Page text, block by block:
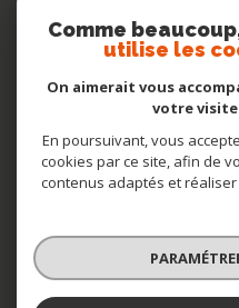
Cookies
© 2026 | Tous droits réservés
Comme
utilise les
On aimerait vous
votre
En poursuivant, vous
cookies par ce site, afin de
contenus adaptés et